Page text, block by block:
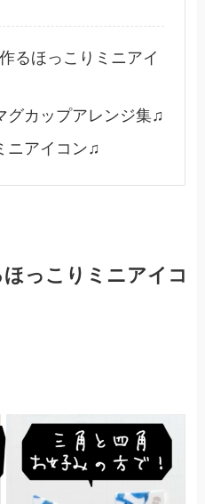
るほっこりミニアイ
グカップアレンジ集♫
ニアイコン♫
っこりミニアイコ